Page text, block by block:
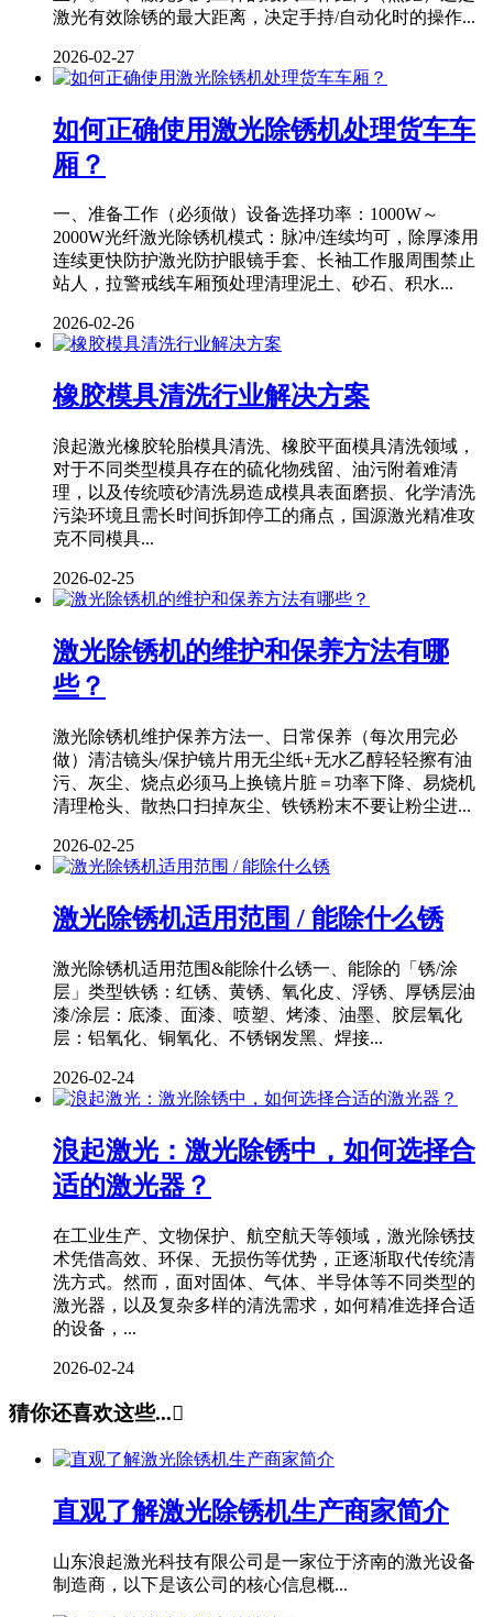
激光有效除锈的最大距离，决定手持/自动化时的操作...
2026-02-27
如何正确使用激光除锈机处理货车车
厢？
一、准备工作（必须做）设备选择功率：1000W～
2000W光纤激光除锈机模式：脉冲/连续均可，除厚漆用
连续更快防护激光防护眼镜手套、长袖工作服周围禁止
站人，拉警戒线车厢预处理清理泥土、砂石、积水...
2026-02-26
橡胶模具清洗行业解决方案
浪起激光橡胶轮胎模具清洗、橡胶平面模具清洗领域，
对于不同类型模具存在的硫化物残留、油污附着难清
理，以及传统喷砂清洗易造成模具表面磨损、化学清洗
污染环境且需长时间拆卸停工的痛点，国源激光精准攻
克不同模具...
2026-02-25
激光除锈机的维护和保养方法有哪
些？
激光除锈机维护保养方法一、日常保养（每次用完必
做）清洁镜头/保护镜片用无尘纸+无水乙醇轻轻擦有油
污、灰尘、烧点必须马上换镜片脏＝功率下降、易烧机
清理枪头、散热口扫掉灰尘、铁锈粉末不要让粉尘进...
2026-02-25
激光除锈机适用范围 / 能除什么锈
激光除锈机适用范围&能除什么锈一、能除的「锈/涂
层」类型铁锈：红锈、黄锈、氧化皮、浮锈、厚锈层油
漆/涂层：底漆、面漆、喷塑、烤漆、油墨、胶层氧化
层：铝氧化、铜氧化、不锈钢发黑、焊接...
2026-02-24
浪起激光：激光除锈中，如何选择合
适的激光器？
在工业生产、文物保护、航空航天等领域，激光除锈技
术凭借高效、环保、无损伤等优势，正逐渐取代传统清
洗方式。然而，面对固体、气体、半导体等不同类型的
激光器，以及复杂多样的清洗需求，如何精准选择合适
的设备，...
2026-02-24
猜你还喜欢这些...
直观了解激光除锈机生产商家简介
山东浪起激光科技有限公司是一家位于济南的激光设备
制造商，以下是该公司的核心信息概...